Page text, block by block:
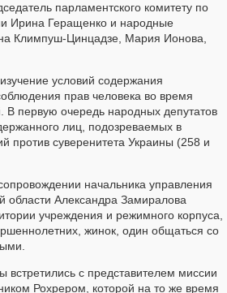
парламентского комитету по
Ирина Геращенко и народные
Климпуш-Цинцадзе, Мария Ионова,
условий содержания
прав человека во время
В первую очередь народных депутатов
лиц, подозреваемых в
против суверенитета Украины (258 и
начальника управления
области Александра Замиралова
учреждения и режимного корпуса,
жинок, один общаться со
встретились с представителем миссии
Рохрером, которой на то же время